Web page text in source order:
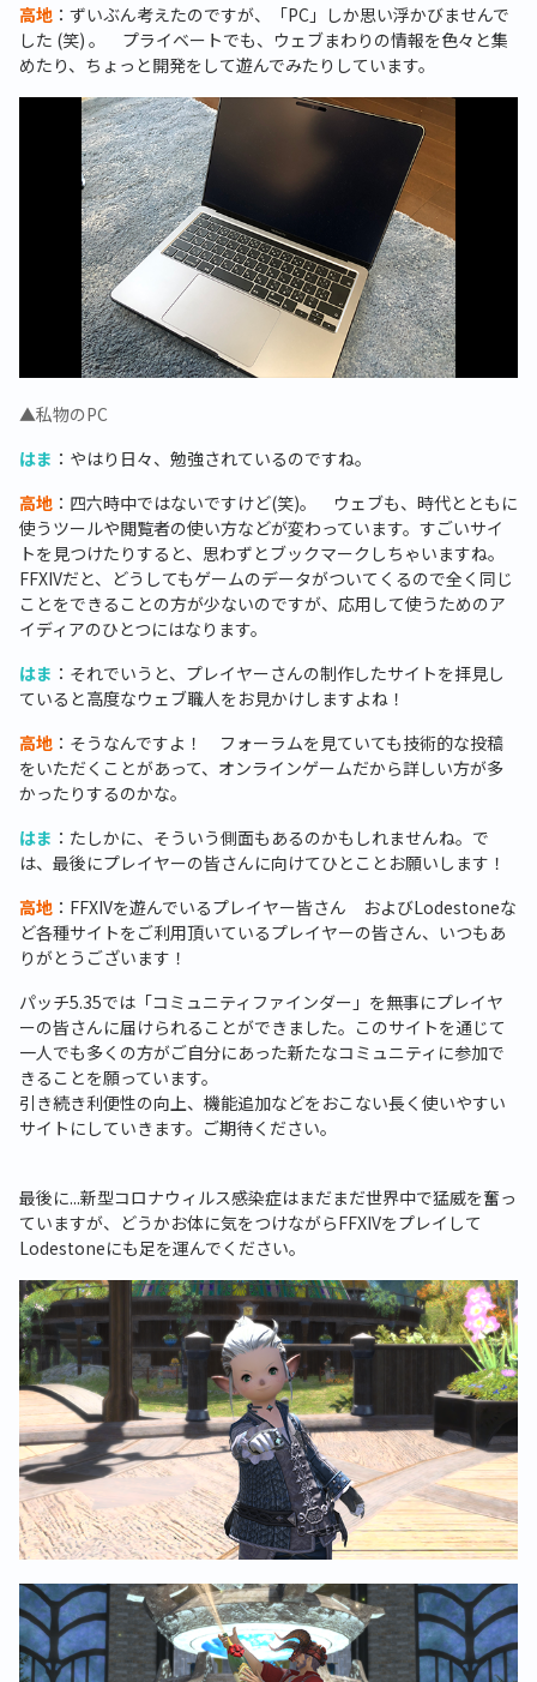
高地 ：ずいぶん考えたのですが、「PC」しか思い浮かびませんで
した (笑) 。 プライベートでも、ウェブまわりの情報を色々と集
めたり、ちょっと開発をして遊んでみたりしています。
▲私物のPC
はま ：やはり日々、勉強されているのですね。
高地 ：四六時中ではないですけど(笑)。 ウェブも、時代とともに
使うツールや閲覧者の使い方などが変わっています。すごいサイ
トを見つけたりすると、思わずとブックマークしちゃいますね。
FFXIVだと、どうしてもゲームのデータがついてくるので全く同じ
ことをできることの方が少ないのですが、応用して使うためのア
イディアのひとつにはなります。
はま ：それでいうと、プレイヤーさんの制作したサイトを拝見し
ていると高度なウェブ職人をお見かけしますよね！
高地 ：そうなんですよ！ フォーラムを見ていても技術的な投稿
をいただくことがあって、オンラインゲームだから詳しい方が多
かったりするのかな。
はま ：たしかに、そういう側面もあるのかもしれませんね。で
は、最後にプレイヤーの皆さんに向けてひとことお願いします！
高地 ：FFXIVを遊んでいるプレイヤー皆さん およびLodestoneな
ど各種サイトをご利用頂いているプレイヤーの皆さん、いつもあ
りがとうございます！
パッチ5.35では「コミュニティファインダー」を無事にプレイヤ
ーの皆さんに届けられることができました。このサイトを通じて
一人でも多くの方がご自分にあった新たなコミュニティに参加で
きることを願っています。
引き続き利便性の向上、機能追加などをおこない長く使いやすい
サイトにしていきます。ご期待ください。
最後に...新型コロナウィルス感染症はまだまだ世界中で猛威を奮っ
ていますが、どうかお体に気をつけながらFFXIVをプレイして
Lodestoneにも足を運んでください。